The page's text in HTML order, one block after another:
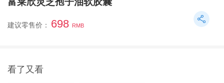
建议零售价： 698 RMB
看了又看